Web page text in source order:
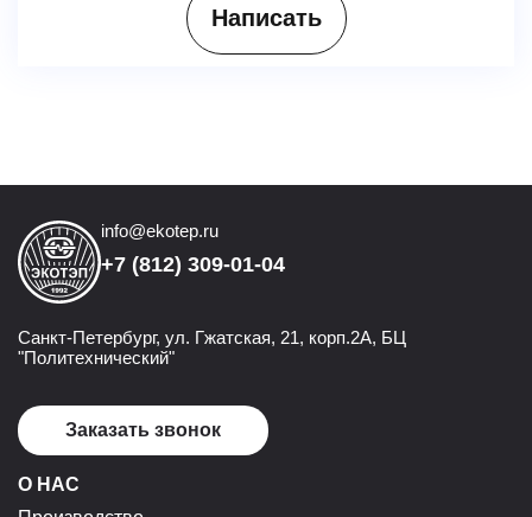
Написать
info@ekotep.ru
+7 (812) 309-01-04
Санкт-Петербург, ул. Гжатская, 21, корп.2А, БЦ
"Политехнический"
Заказать звонок
О НАС